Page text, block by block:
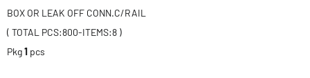
BOX OR LEAK OFF CONN.C/RAIL
( TOTAL PCS:800-ITEMS:8 )
Pkg1 pcs